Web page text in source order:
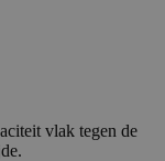
vlak tegen de